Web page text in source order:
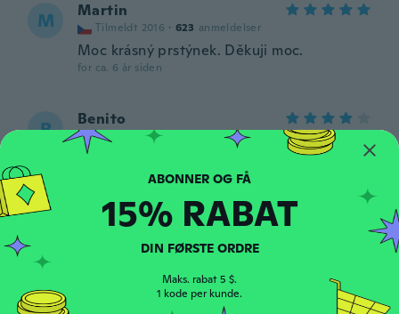
M Martin
Tilmeldt 2016 · 623 anmeldelser
Moc krásný prstýnek. Děkuji moc.
for ca. 6 år siden
B Benito
Tilmeldt 2017 anmeldelser overførsler
Perfecto.
for ca. 6 år siden
Dougie
Tilmeldt 2018 · 932 anmeldelser
15% RABAT
DIN FØRSTE ORDRE
Maks. rabat 5 $.
1 kode per kunde.